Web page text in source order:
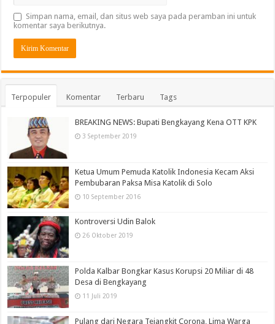
Simpan nama, email, dan situs web saya pada peramban ini untuk
komentar saya berikutnya.
Terpopuler Komentar Terbaru Tags
BREAKING NEWS: Bupati Bengkayang Kena OTT KPK
3 September 2019
Ketua Umum Pemuda Katolik Indonesia Kecam Aksi
Pembubaran Paksa Misa Katolik di Solo
10 September 2016
Kontroversi Udin Balok
26 Oktober 2019
Polda Kalbar Bongkar Kasus Korupsi 20 Miliar di 48
Desa di Bengkayang
11 Juli 2019
Pulang dari Negara Tejangkit Corona, Lima Warga